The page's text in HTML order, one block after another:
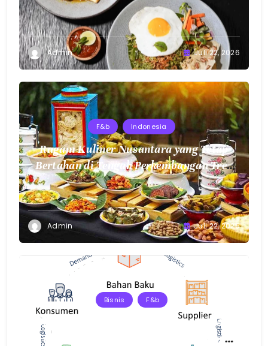
Muda
Admin Juli 22, 2026
F&b Indonesia
Ragam Kuliner Nusantara yang Tetap
Bertahan di Tengah Perkembangan Tren
Makanan Modern
Admin Juli 22, 2026
Bisnis F&b
Strategi Pengelolaan Rantai Pasok F&B
untuk Menjaga Kualitas Produk dan